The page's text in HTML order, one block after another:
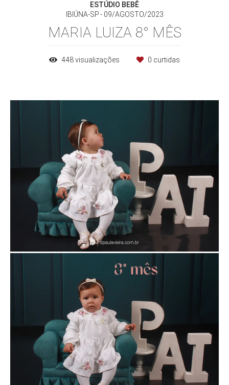
ESTÚDIO BEBÊ
IBIÚNA-SP
09/AGOSTO/2023
MARIA LUIZA 8° MÊS
448visualizações 0 curtidas